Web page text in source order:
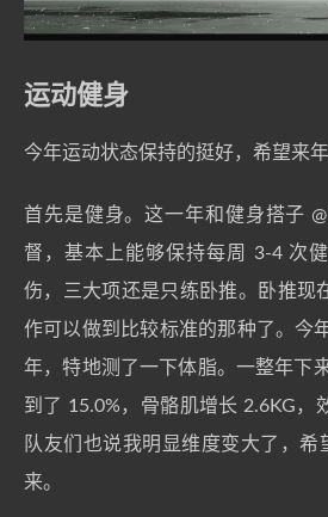
运动健身
今年运动状态保持的挺好，希望来年
首先是健身。这一年和健身搭子
督，基本上能够保持每周 3-4 次
伤，三大项还是只练卧推。卧推现
作可以做到比较标准的那种了。今
年，特地测了一下体脂。一整年下
到了 15.0%，骨骼肌增长 2.6KG，
队友们也说我明显维度变大了，希
来。